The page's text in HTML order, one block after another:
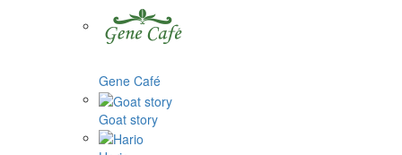
Gene Café
Goat story